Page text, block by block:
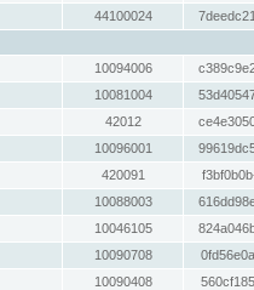
44100024
10094006
10081004
42012
10096001
420091
10088003
10046105
10090708
10090408